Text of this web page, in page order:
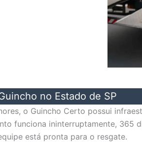
no Estado de SP
o Guincho Certo possui
funciona ininterruptamente, 365
está pronta para o resgate.